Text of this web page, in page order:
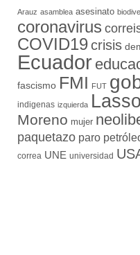
Arauz asamblea asesinato
coronavirus
COVID19crisis
Ecuador
fascismo FMI FUT
indigenas izquierda Lasso
Moreno mujer
paquetazo paro
correa UNE universidad